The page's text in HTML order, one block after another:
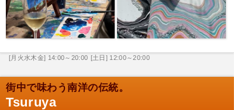
[月火水木金] 14:00～20:00 [土日] 12:00～20:00
街中で味わう南洋の伝統。
Tsuruya